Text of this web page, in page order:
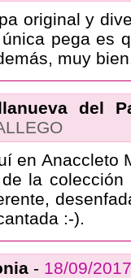
original y
pega es
muy
del
en Anaccleto
la colección
:-).
- 18/09/2017